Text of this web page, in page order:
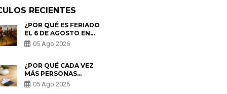
RECIENTES
¿POR QUÉ ES FERIADO
EL 6 DE AGOSTO EN
PERÚ? ESTA ES LA
HISTORIA
05 Ago 2026
¿POR QUÉ CADA VEZ
MÁS PERSONAS
UTILIZAN UNA VPN
PARA PROTEGER SU
05 Ago 2026